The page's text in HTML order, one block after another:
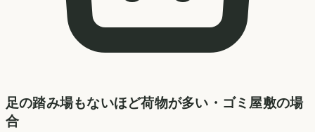
足の踏み場もないほど荷物が多い・ゴミ屋敷の場
合